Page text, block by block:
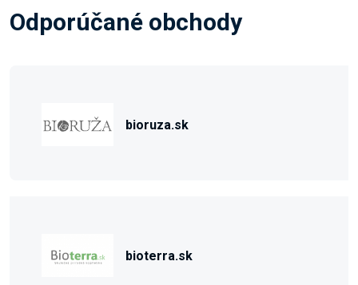
Odporúčané obchody
bioruza.sk
bioterra.sk